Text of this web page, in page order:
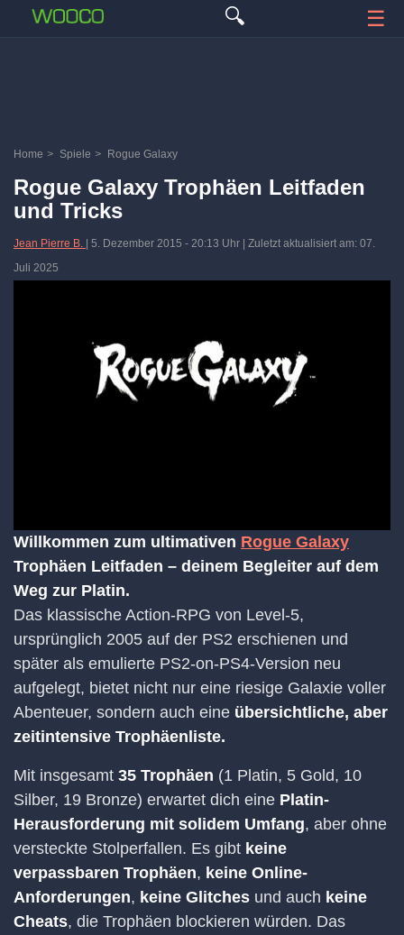
🔍 ☰
Home > Spiele > Rogue Galaxy
Rogue Galaxy Trophäen Leitfaden
und Tricks
Jean Pierre B. 5. Dezember 2015 - 20:13 Uhr | Zuletzt aktualisiert am: 07.
Juli 2025
Willkommen zum ultimativen Rogue Galaxy
Trophäen Leitfaden – deinem Begleiter auf dem
Weg zur Platin.
Das klassische Action-RPG von Level-5,
ursprünglich 2005 auf der PS2 erschienen und
später als emulierte PS2-on-PS4-Version neu
aufgelegt, bietet nicht nur eine riesige Galaxie voller
Abenteuer, sondern auch eine übersichtliche, aber
zeitintensive Trophäenliste.
Mit insgesamt 35 Trophäen (1 Platin, 5 Gold, 10
Silber, 19 Bronze) erwartet dich eine Platin-
Herausforderung mit solidem Umfang, aber ohne
versteckte Stolperfallen. Es gibt keine
verpassbaren Trophäen, keine Online-
Anforderungen, keine Glitches und auch keine
Cheats, die Trophäen blockieren würden. Das